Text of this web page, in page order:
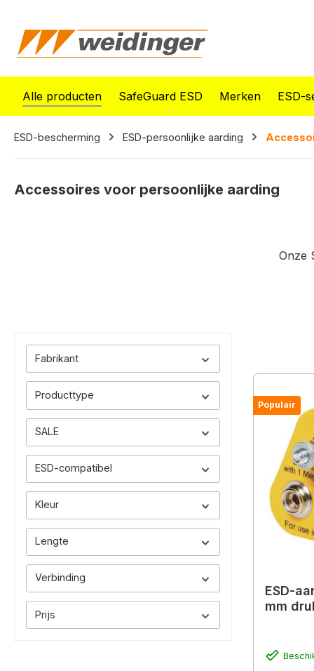
Alle producten SafeGuard ESD Merken ESD-
ESD-bescherming ESD-persoonlijke aarding
Accessoires voor persoonlijke aarding
Onze
Fabrikant
Producttype
SALE
ESD-compatibel
Kleur
Lengte
Verbinding
Prijs
Populair
ESD-
mm